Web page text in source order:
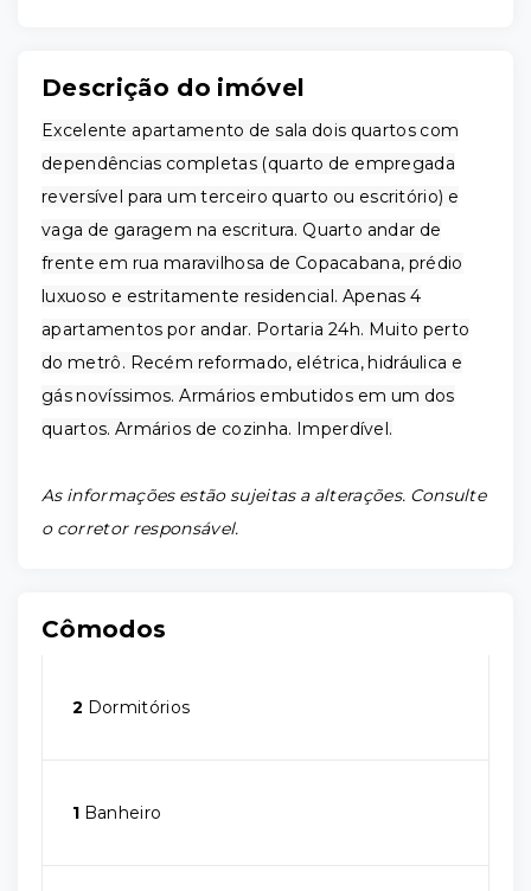
Descrição do imóvel
Excelente apartamento de sala dois quartos com
dependências completas (quarto de empregada
reversível para um terceiro quarto ou escritório) e
vaga de garagem na escritura. Quarto andar de
frente em rua maravilhosa de Copacabana, prédio
luxuoso e estritamente residencial. Apenas 4
apartamentos por andar. Portaria 24h. Muito perto
do metrô. Recém reformado, elétrica, hidráulica e
gás novíssimos. Armários embutidos em um dos
quartos. Armários de cozinha. Imperdível.
As informações estão sujeitas a alterações. Consulte
o corretor responsável.
Cômodos
2 Dormitórios
1 Banheiro